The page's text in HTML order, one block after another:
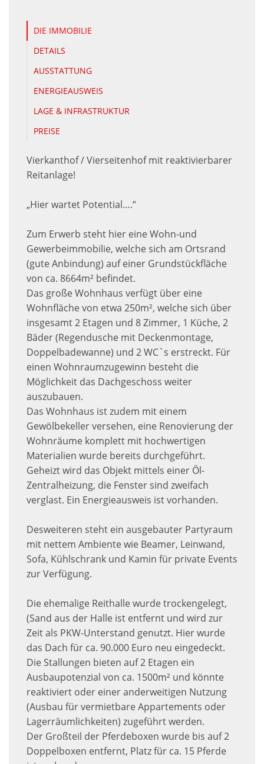
DIE IMMOBILIE
DETAILS
AUSSTATTUNG
ENERGIEAUSWEIS
LAGE & INFRASTRUKTUR
PREISE
Vierkanthof / Vierseitenhof mit reaktivierbarer
Reitanlage!
„Hier wartet Potential….“
Zum Erwerb steht hier eine Wohn-und
Gewerbeimmobilie, welche sich am Ortsrand
(gute Anbindung) auf einer Grundstückfläche
von ca. 8664m² befindet.
Das große Wohnhaus verfügt über eine
Wohnfläche von etwa 250m², welche sich über
insgesamt 2 Etagen und 8 Zimmer, 1 Küche, 2
Bäder (Regendusche mit Deckenmontage,
Doppelbadewanne) und 2 WC`s erstreckt. Für
einen Wohnraumzugewinn besteht die
Möglichkeit das Dachgeschoss weiter
auszubauen.
Das Wohnhaus ist zudem mit einem
Gewölbekeller versehen, eine Renovierung der
Wohnräume komplett mit hochwertigen
Materialien wurde bereits durchgeführt.
Geheizt wird das Objekt mittels einer Öl-
Zentralheizung, die Fenster sind zweifach
verglast. Ein Energieausweis ist vorhanden.
Desweiteren steht ein ausgebauter Partyraum
mit nettem Ambiente wie Beamer, Leinwand,
Sofa, Kühlschrank und Kamin für private Events
zur Verfügung.
Die ehemalige Reithalle wurde trockengelegt,
(Sand aus der Halle ist entfernt und wird zur
Zeit als PKW-Unterstand genutzt. Hier wurde
das Dach für ca. 90.000 Euro neu eingedeckt.
Die Stallungen bieten auf 2 Etagen ein
Ausbaupotenzial von ca. 1500m² und könnte
reaktiviert oder einer anderweitigen Nutzung
(Ausbau für vermietbare Appartements oder
Lagerräumlichkeiten) zugeführt werden.
Der Großteil der Pferdeboxen wurde bis auf 2
Doppelboxen entfernt, Platz für ca. 15 Pferde